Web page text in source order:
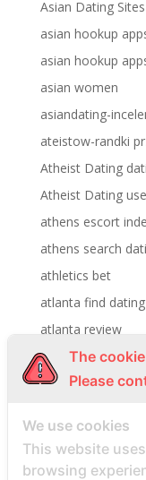
Asian Dating
asian hookup
asian hookup
asian women
asiandating-
ateistow-randki
Atheist Dating
Atheist Dating
athens escort
athens search
athletics bet
atlanta find
atlanta review
aubrey USA review
augusta escort
aurora-1 escort
Austin+TX+Texas
The
Please
We use cookies
This website
browsing